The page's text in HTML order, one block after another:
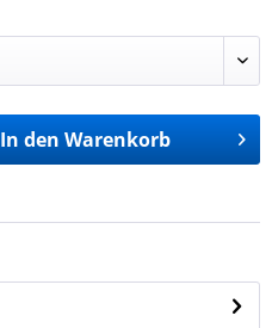
In den Warenkorb